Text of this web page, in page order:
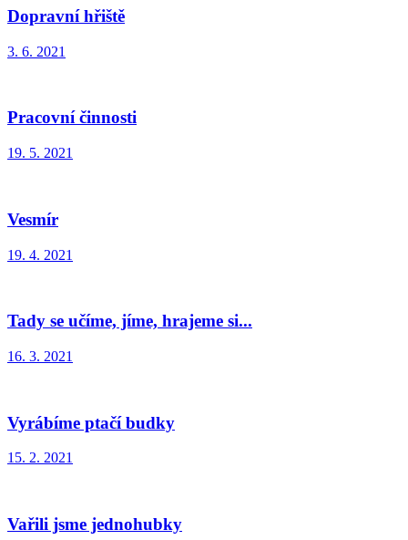
Dopravní hřiště
3. 6. 2021
Pracovní činnosti
19. 5. 2021
Vesmír
19. 4. 2021
Tady se učíme, jíme, hrajeme si...
16. 3. 2021
Vyrábíme ptačí budky
15. 2. 2021
Vařili jsme jednohubky